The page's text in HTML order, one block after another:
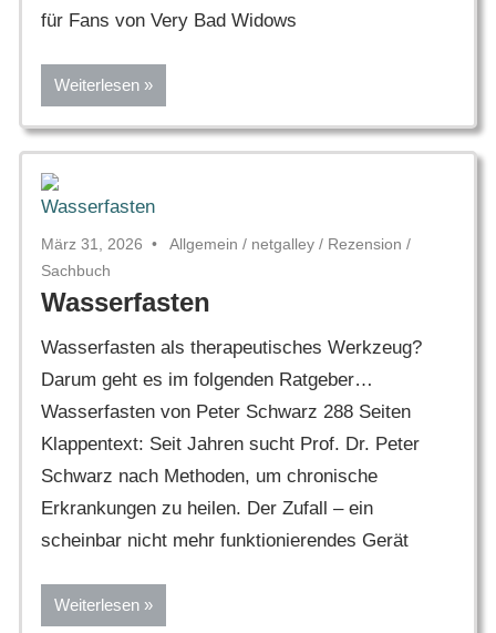
für Fans von Very Bad Widows
Weiterlesen
März 31, 2026 Allgemein / netgalley / Rezension /
Sachbuch
Wasserfasten
Wasserfasten als therapeutisches Werkzeug?
Darum geht es im folgenden Ratgeber…
Wasserfasten von Peter Schwarz 288 Seiten
Klappentext: Seit Jahren sucht Prof. Dr. Peter
Schwarz nach Methoden, um chronische
Erkrankungen zu heilen. Der Zufall – ein
scheinbar nicht mehr funktionierendes Gerät
Weiterlesen